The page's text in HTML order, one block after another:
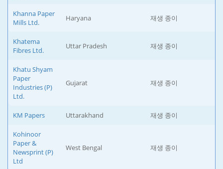
Khanna Paper
Mills Ltd.
Haryana 재생 종이
Khatema
Fibres Ltd.
Uttar Pradesh 재생 종이
Khatu Shyam
Paper
Industries (P)
Ltd.
Gujarat 재생 종이
KM Papers Uttarakhand 재생 종이
Kohinoor
Paper &
Newsprint (P)
Ltd
West Bengal 재생 종이